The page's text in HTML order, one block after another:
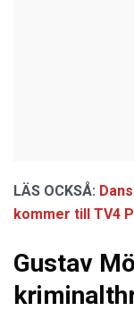
LÄS OCKSÅ:
kommer till TV4
Gustav